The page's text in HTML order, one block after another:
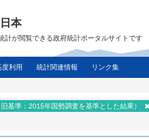
本
計が閲覧できる政府統計ポータルサイトです
利用 統計関連情報 リンク集
基準：2015年国勢調査を基準とした結果）